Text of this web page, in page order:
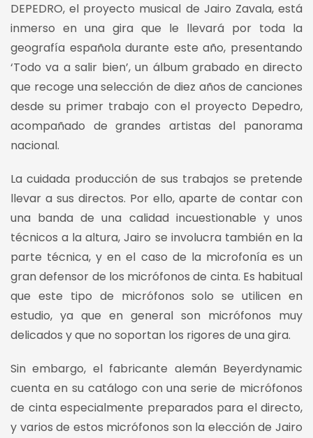
DEPEDRO, el proyecto musical de Jairo Zavala, está
inmerso en una gira que le llevará por toda la
geografía española durante este año, presentando
‘Todo va a salir bien’, un álbum grabado en directo
que recoge una selección de diez años de canciones
desde su primer trabajo con el proyecto Depedro,
acompañado de grandes artistas del panorama
nacional.
La cuidada producción de sus trabajos se pretende
llevar a sus directos. Por ello, aparte de contar con
una banda de una calidad incuestionable y unos
técnicos a la altura, Jairo se involucra también en la
parte técnica, y en el caso de la microfonía es un
gran defensor de los micrófonos de cinta. Es habitual
que este tipo de micrófonos solo se utilicen en
estudio, ya que en general son micrófonos muy
delicados y que no soportan los rigores de una gira.
Sin embargo, el fabricante alemán Beyerdynamic
cuenta en su catálogo con una serie de micrófonos
de cinta especialmente preparados para el directo,
y varios de estos micrófonos son la elección de Jairo